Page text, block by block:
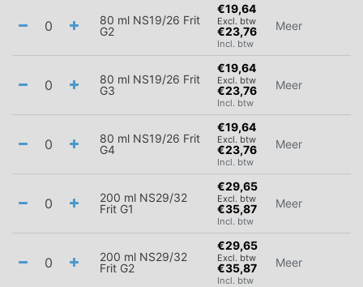
80 ml NS19/26 Frit
G2
€19,64
Excl. btw
€23,76
Incl. btw
Meer
80 ml NS19/26 Frit
G3
€19,64
Excl. btw
€23,76
Incl. btw
Meer
80 ml NS19/26 Frit
G4
€19,64
Excl. btw
€23,76
Incl. btw
Meer
200 ml NS29/32
Frit G1
€29,65
Excl. btw
€35,87
Incl. btw
Meer
200 ml NS29/32
Frit G2
€29,65
Excl. btw
€35,87
Incl. btw
Meer